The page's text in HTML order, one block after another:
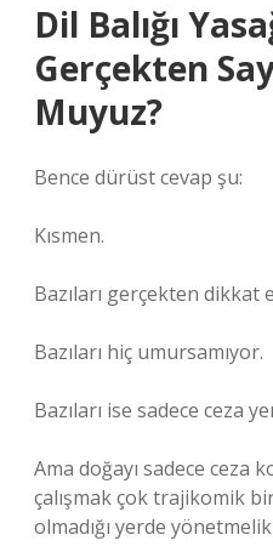
Dil Balığı
Gerçekten
Muyuz?
Bence dürüst cevap şu:
Kısmen.
Bazıları gerçekten dikkat
Bazıları hiç umursamıyor.
Bazıları ise sadece ceza
Ama doğayı sadece ceza
çalışmak çok trajikomik
olmadığı yerde